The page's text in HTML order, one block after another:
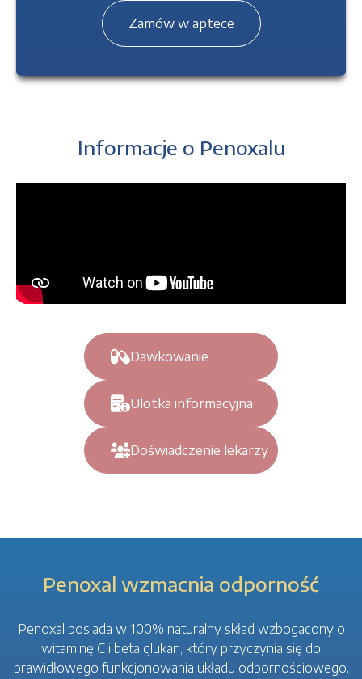
Zamów w aptece
Informacje o Penoxalu
Dawkowanie
Ulotka informacyjna
Doświadczenie lekarzy
Penoxal wzmacnia odporność
Penoxal posiada w 100% naturalny skład wzbogacony o
witaminę C i beta glukan, który przyczynia się do
prawidłowego funkcjonowania układu odpornościowego.